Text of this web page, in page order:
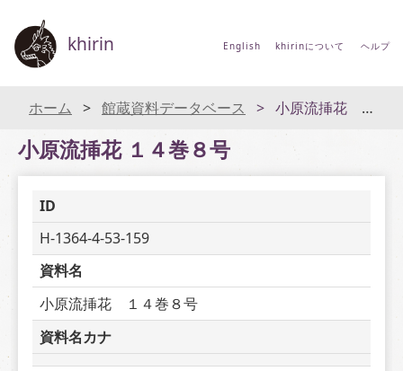
khirin English khirinについて ヘルプ
ホーム 館蔵資料データベース 小原流挿花 １４巻８号
小原流挿花 １４巻８号
ID
H-1364-4-53-159
資料名
小原流挿花　１４巻８号
資料名カナ